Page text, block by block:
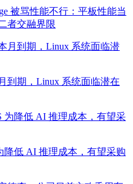
被骂性能不行：平板性能当
者交融界限
到期，Linux 系统面临潜在
降低 AI 推理成本，有望采购